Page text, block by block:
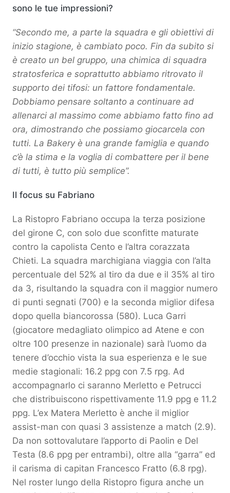
sono le tue impressioni?
“Secondo me, a parte la squadra e gli obiettivi di
inizio stagione, è cambiato poco. Fin da subito si
è creato un bel gruppo, una chimica di squadra
stratosferica e soprattutto abbiamo ritrovato il
supporto dei tifosi: un fattore fondamentale.
Dobbiamo pensare soltanto a continuare ad
allenarci al massimo come abbiamo fatto fino ad
ora, dimostrando che possiamo giocarcela con
tutti. La Bakery è una grande famiglia e quando
c’è la stima e la voglia di combattere per il bene
di tutti, è tutto più semplice”.
Il focus su Fabriano
La Ristopro Fabriano occupa la terza posizione
del girone C, con solo due sconfitte maturate
contro la capolista Cento e l’altra corazzata
Chieti. La squadra marchigiana viaggia con l’alta
percentuale del 52% al tiro da due e il 35% al tiro
da 3, risultando la squadra con il maggior numero
di punti segnati (700) e la seconda miglior difesa
dopo quella biancorossa (580). Luca Garri
(giocatore medagliato olimpico ad Atene e con
oltre 100 presenze in nazionale) sarà l’uomo da
tenere d’occhio vista la sua esperienza e le sue
medie stagionali: 16.2 ppg con 7.5 rpg. Ad
accompagnarlo ci saranno Merletto e Petrucci
che distribuiscono rispettivamente 11.9 ppg e 11.2
ppg. L’ex Matera Merletto è anche il miglior
assist-man con quasi 3 assistenze a match (2.9).
Da non sottovalutare l’apporto di Paolin e Del
Testa (8.6 ppg per entrambi), oltre alla “garra” ed
il carisma di capitan Francesco Fratto (6.8 rpg).
Nel roster lungo della Ristopro figura anche un